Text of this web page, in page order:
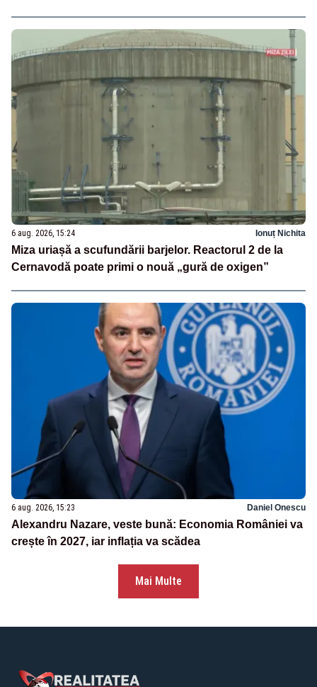
6 aug. 2026, 15:24 Ionuț Nichita
Miza uriașă a scufundării barjelor. Reactorul 2 de la
Cernavodă poate primi o nouă „gură de oxigen”
6 aug. 2026, 15:23 Daniel Onescu
Alexandru Nazare, veste bună: Economia României va
crește în 2027, iar inflația va scădea
Mai Multe